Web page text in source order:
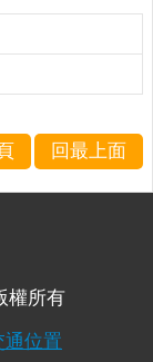
回最上面
權所有
通位置